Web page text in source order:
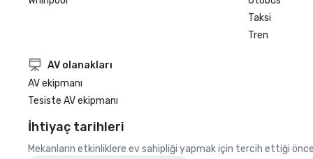
Taksi
Tren
AV olanakları
AV ekipmanı
Tesiste AV ekipmanı
İhtiyaç tarihleri
Mekanların etkinliklere ev sahipliği yapmak için tercih ettiği